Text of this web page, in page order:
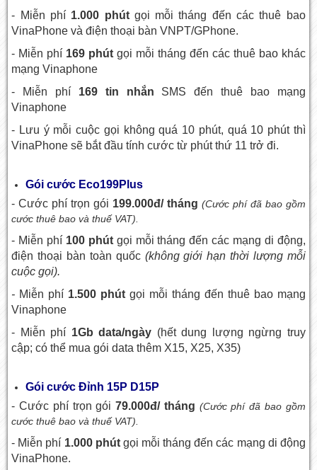
- Miễn phí 1.000 phútgọi mỗi tháng đến các thuê bao
VinaPhone và điện thoại bàn VNPT/GPhone.
- Miễn phí 169 phút gọi mỗi tháng đến các thuê bao khác
mạng Vinaphone
- Miễn phí 169 tin nhắn SMS đến thuê bao mạng
Vinaphone
- Lưu ý mỗi cuộc gọi không quá 10 phút, quá 10 phút thì
VinaPhone sẽ bắt đầu tính cước từ phút thứ 11 trở đi.
Gói cước Eco199Plus
- Cước phí trọn gói 199.000đ/ tháng (Cước phí đã bao gồm
cước thuê bao và thuế VAT).
- Miễn phí 100 phútgọi mỗi tháng đến các mạng di động,
điện thoại bàn toàn quốc (không giới hạn thời lượng mỗi
cuộc gọi).
- Miễn phí 1.500 phút gọi mỗi tháng đến thuê bao mạng
Vinaphone
- Miễn phí 1Gb data/ngày (hết dung lượng ngừng truy
cập; có thể mua gói data thêm X15, X25, X35)
Gói cước Đỉnh 15P D15P
- Cước phí trọn gói79.000đ/ tháng (Cước phí đã bao gồm
cước thuê bao và thuế VAT).
- Miễn phí 1.000 phútgọi mỗi tháng đến các mạng di động
VinaPhone.